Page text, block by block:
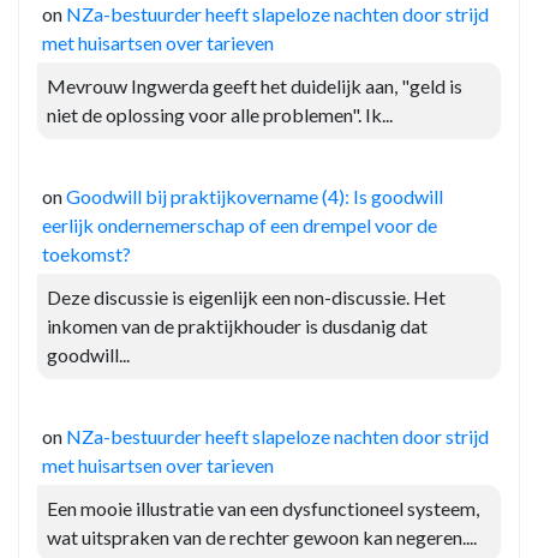
on NZa-bestuurder heeft slapeloze nachten door strijd
met huisartsen over tarieven
Mevrouw Ingwerda geeft het duidelijk aan, "geld is
niet de oplossing voor alle problemen". Ik...
onGoodwill bij praktijkovername (4): Is goodwill
eerlijk ondernemerschap of een drempel voor de
toekomst?
Deze discussie is eigenlijk een non-discussie. Het
inkomen van de praktijkhouder is dusdanig dat
goodwill...
on NZa-bestuurder heeft slapeloze nachten door strijd
met huisartsen over tarieven
Een mooie illustratie van een dysfunctioneel systeem,
wat uitspraken van de rechter gewoon kan negeren....